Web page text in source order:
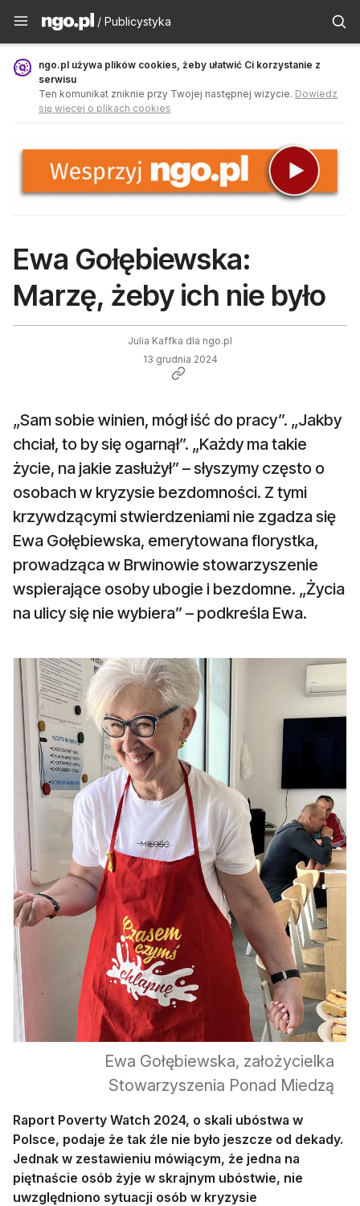
Publicystyka - ngo.pl
/ Publicystyka
ngo.pl używa plików cookies, żeby ułatwić Ci korzystanie z
serwisu
Ten komunikat zniknie przy Twojej następnej wizycie. Dowiedz
się więcej o plikach cookies
Ewa Gołębiewska:
Marzę, żeby ich nie było
Julia Kaffka dla ngo.pl
13 grudnia 2024
„Sam sobie winien, mógł iść do pracy”. „Jakby
chciał, to by się ogarnął”. „Każdy ma takie
życie, na jakie zasłużył” – słyszymy często o
osobach w kryzysie bezdomności. Z tymi
krzywdzącymi stwierdzeniami nie zgadza się
Ewa Gołębiewska, emerytowana florystka,
prowadząca w Brwinowie stowarzyszenie
wspierające osoby ubogie i bezdomne. „Życia
na ulicy się nie wybiera” – podkreśla Ewa.
Ewa Gołębiewska, założycielka
Stowarzyszenia Ponad Miedzą
Raport Poverty Watch 2024, o skali ubóstwa w
Polsce, podaje że tak źle nie było jeszcze od dekady.
Jednak w zestawieniu mówiącym, że jedna na
piętnaście osób żyje w skrajnym ubóstwie, nie
uwzględniono sytuacji osób w kryzysie